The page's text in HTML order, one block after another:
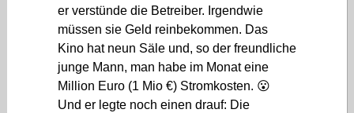
er verstünde die Betreiber. Irgendwie
müssen sie Geld reinbekommen. Das
Kino hat neun Säle und, so der freundliche
junge Mann, man habe im Monat eine
Million Euro (1 Mio €) Stromkosten. 😮
Und er legte noch einen drauf: Die